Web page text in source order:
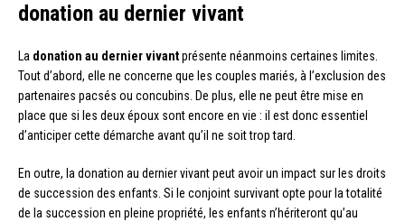
donation au dernier vivant
La donation au dernier vivantprésente néanmoins certaines limites.
Tout d’abord, elle ne concerne que les couples mariés, à l’exclusion des
partenaires pacsés ou concubins. De plus, elle ne peut être mise en
place que si les deux époux sont encore en vie : il est donc essentiel
d’anticiper cette démarche avant qu’il ne soit trop tard.
En outre, la donation au dernier vivant peut avoir un impact sur les droits
de succession des enfants. Si le conjoint survivant opte pour la totalité
de la succession en pleine propriété, les enfants n’hériteront qu’au